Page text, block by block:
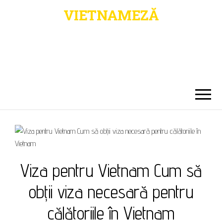
VIETNAMEZĂ
Viza pentru Vietnam Cum să
obții viza necesară pentru
călătoriile în Vietnam